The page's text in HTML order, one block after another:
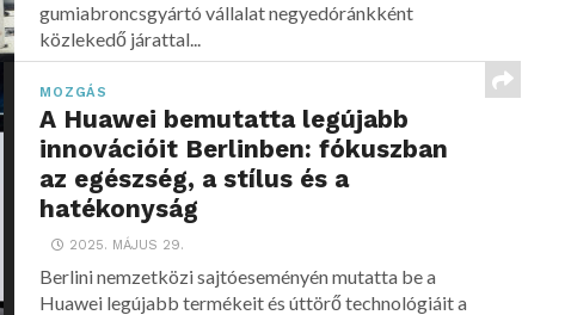
gumiabroncsgyártó vállalat negyedóránkként
közlekedő járattal...
MOZGÁS
A Huawei bemutatta legújabb
innovációit Berlinben: fókuszban
az egészség, a stílus és a
hatékonyság
2025. MÁJUS 29.
Berlini nemzetközi sajtóeseményén mutatta be a
Huawei legújabb termékeit és úttörő technológiáit a